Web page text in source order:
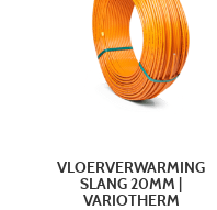
VLOERVERWARMING
SLANG 20MM |
VARIOTHERM